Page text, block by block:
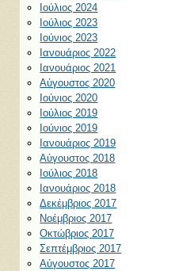
Ιούλιος 2024
Ιούλιος 2023
Ιούνιος 2023
Ιανουάριος 2022
Ιανουάριος 2021
Αύγουστος 2020
Ιούνιος 2020
Ιούλιος 2019
Ιούνιος 2019
Ιανουάριος 2019
Αύγουστος 2018
Ιούλιος 2018
Ιανουάριος 2018
Δεκέμβριος 2017
Νοέμβριος 2017
Οκτώβριος 2017
Σεπτέμβριος 2017
Αύγουστος 2017